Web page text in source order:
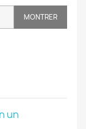
MONTRER
un